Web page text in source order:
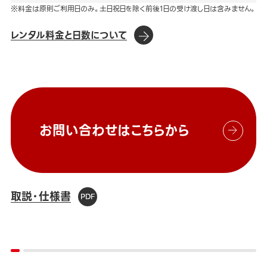
※料金は原則ご利用日のみ。土日祝日を除く前後1日の受け渡し日は含みません。
レンタル料金と日数について
お問い合わせはこちらから
取説・仕様書